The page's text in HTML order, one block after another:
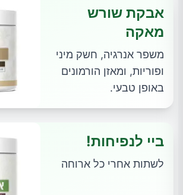
אבקת שורש
מאקה
משפר אנרגיה, חשק מיני
ופוריות, ומאזן הורמונים
באופן טבעי.
ביי לנפיחות!
לשתות אחרי כל ארוחה